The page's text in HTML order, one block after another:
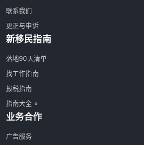
联系我们
更正与申诉
新移民指南
落地90天清单
找工作指南
报税指南
指南大全 »
业务合作
广告服务